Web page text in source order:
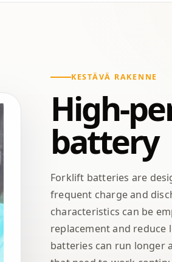
KESTÄVÄ RAKENNE
High-
battery
Forklift batteries are
frequent charge and
characteristics can be
replacement and
batteries can run longer